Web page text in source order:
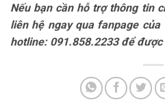
Nếu bạn cần hỗ trợ thông tin
liên hệ ngay qua fanpage
hotline: 091.858.2233 để